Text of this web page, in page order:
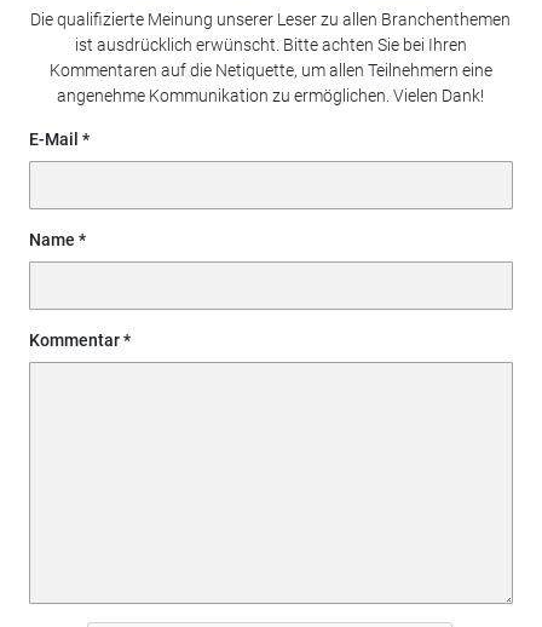
Die qualifizierte Meinung unserer Leser zu allen Branchenthemen
ist ausdrücklich erwünscht. Bitte achten Sie bei Ihren
Kommentaren auf die Netiquette, um allen Teilnehmern eine
angenehme Kommunikation zu ermöglichen. Vielen Dank!
E-Mail
Name
Kommentar